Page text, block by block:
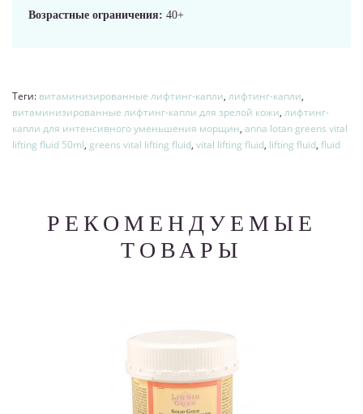
Возрастные ограничения: 40+
Теги: витаминизированные лифтинг-капли, лифтинг-капли,
витаминизированные лифтинг-капли для зрелой кожи, лифтинг-
капли для интенсивного уменьшения морщин, anna lotan greens vital
lifting fluid 50ml, greens vital lifting fluid, vital lifting fluid, lifting fluid, fluid
РЕКОМЕНДУЕМЫЕ
ТОВАРЫ